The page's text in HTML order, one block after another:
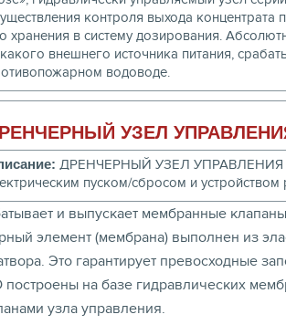
контроля выхода концентрата
хранения в систему дозирования.
внешнего источника питания,
водоводе.
УЗЕЛ УПРАВЛЕНИЯ
ДРЕНЧЕРНЫЙ УЗЕЛ
пуском/сбросом и устройством
и выпускает мембранные
элемент (мембрана) выполнен из
Это гарантирует превосходные
построены на базе гидравлических
узла управления.